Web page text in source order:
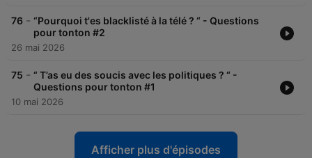
76 - “Pourquoi t'es blacklisté à la télé ? “ - Questions
pour tonton #2
26 mai 2026
75 - “ T’as eu des soucis avec les politiques ? “ -
Questions pour tonton #1
10 mai 2026
Afficher plus d'épisodes